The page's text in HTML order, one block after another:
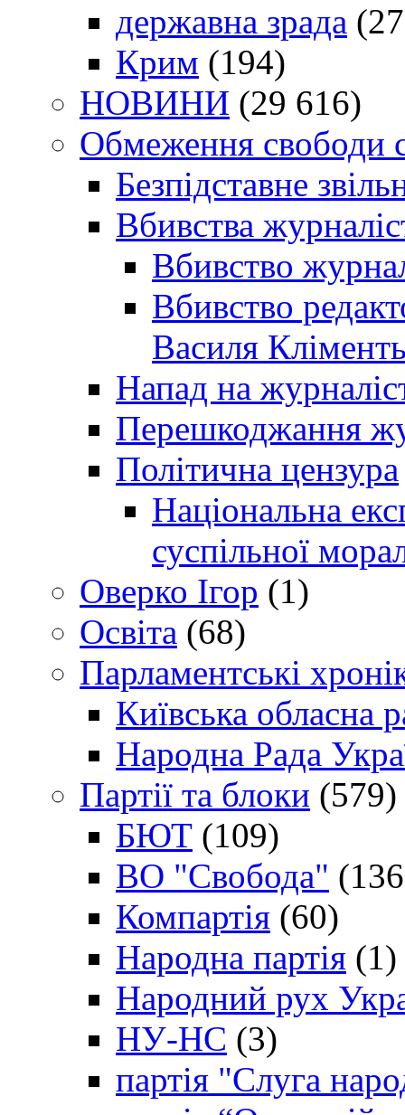
державна зрада
Крим (194)
НОВИНИ (29 616)
Обмеження свободи
Безпідставне
Вбивства
Вбивство
Вбивство
Василя
Напад на
Перешкоджання
Політична цензура
Національна
суспільної
Оверко Ігор (1)
Освіта (68)
Парламентські
Київська обласна
Народна Рада
Партії та блоки (579)
БЮТ (109)
ВО "Свобода"
Компартія (60)
Народна партія (1)
Народний рух
НУ-НС (3)
партія "Слуга